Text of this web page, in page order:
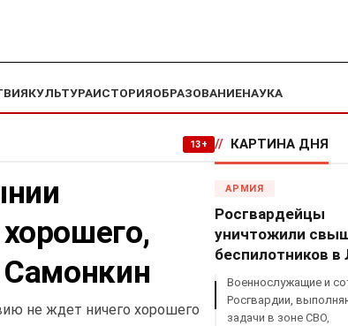
КУЛЬТУРАИСТОРИЯОБРАЗОВАНИЕНАУКА
13+
Самонкин
не ждет ничего хорошего
// КАРТИНА ДНЯ
АРМИЯ
Росгвардейцы
уничтожили
беспилотников
Военнослужащие и
Росгвардии,
задачи в зоне СВО,